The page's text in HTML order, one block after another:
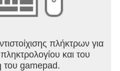
πλήκτρων για
και του
του gamepad.